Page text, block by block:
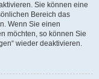
Sie können eine
Bereich das
Wenn Sie einen
möchten, so können Sie
wieder deaktivieren.